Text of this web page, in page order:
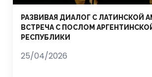
РАЗВИВАЯ ДИАЛОГ С ЛАТИНСКОЙ
ВСТРЕЧА С ПОСЛОМ
РЕСПУБЛИКИ
25/04/2026